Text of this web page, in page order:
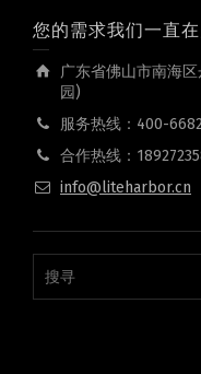
您的需求我们一直
广东省佛山市南海
园)
服务热线：400-
合作热线：
info@liteharbor.cn